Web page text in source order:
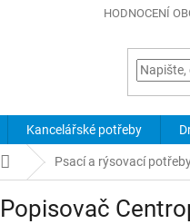
HODNOCENÍ
Kancelářské potřeby
Domů Psací a rýsovací
Popisovač